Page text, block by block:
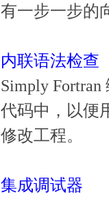
有一步一步的
内联语法检查
Simply
代码中，以便
修改工程。
集成调试器